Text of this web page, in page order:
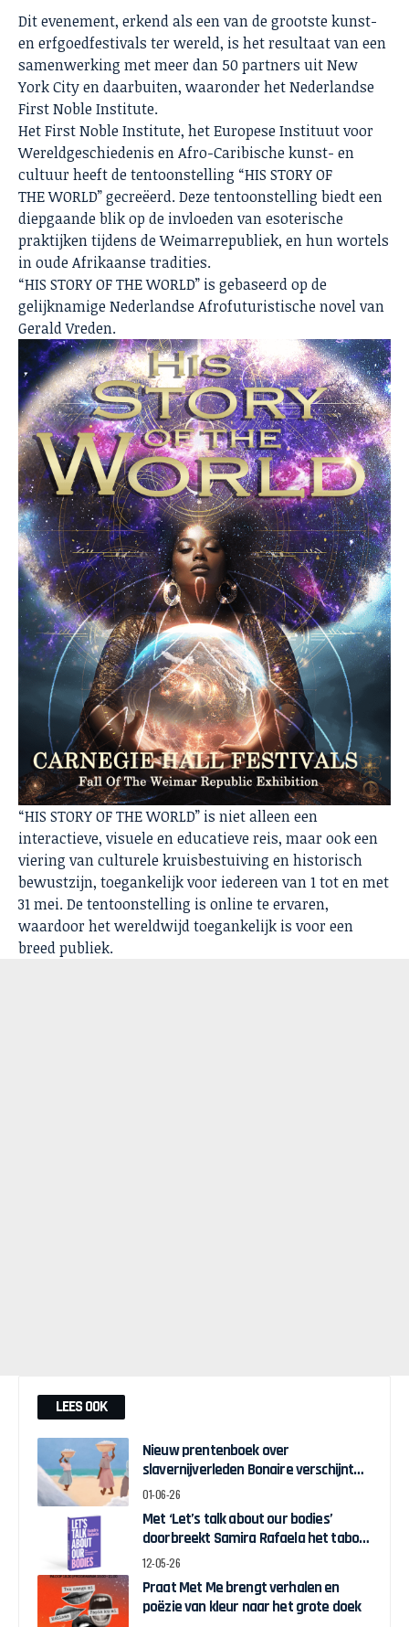
Dit evenement, erkend als een van de grootste kunst-
en erfgoedfestivals ter wereld, is het resultaat van een
samenwerking met meer dan 50 partners uit New
York City en daarbuiten, waaronder het Nederlandse
First Noble Institute.
Het First Noble Institute, het Europese Instituut voor
Wereldgeschiedenis en Afro-Caribische kunst- en
cultuur heeft de tentoonstelling “HIS STORY OF
THE WORLD” gecreëerd. Deze tentoonstelling biedt een
diepgaande blik op de invloeden van esoterische
praktijken tijdens de Weimarrepubliek, en hun wortels
in oude Afrikaanse tradities.
“HIS STORY OF THE WORLD” is gebaseerd op de
gelijknamige Nederlandse Afrofuturistische novel van
Gerald Vreden.
“HIS STORY OF THE WORLD” is niet alleen een
interactieve, visuele en educatieve reis, maar ook een
viering van culturele kruisbestuiving en historisch
bewustzijn, toegankelijk voor iedereen van 1 tot en met
31 mei. De tentoonstelling is online te ervaren,
waardoor het wereldwijd toegankelijk is voor een
breed publiek.
LEES OOK
Nieuw prentenboek over
slavernijverleden Bonaire verschijnt
voor Keti Koti
01-06-26
Met ‘Let’s talk about our bodies’
doorbreekt Samira Rafaela het taboe
op hormoon- en
baarmoedergerelateerde
onderwerpen
12-05-26
Praat Met Me brengt verhalen en
poëzie van kleur naar het grote doek